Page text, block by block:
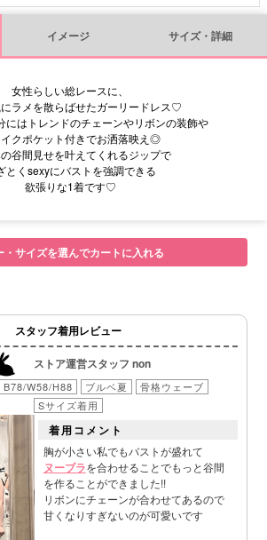
イメージ サイズ・詳細
女性らしい総レースに、
にラメを散らばせたガーリードレス♡
にはトレンドのチェーンやリボンの装飾や
クポケット付きでお洒落映え◎
谷間見せを叶えてくれるジップで
とくsexyにバストを強調できる
欲張りな1着です♡
・サイズを選んでカートに入れる
スタッフ着用レビュー
ストア運営スタッフ non
B78/W58/H88 ブルベ夏
骨格ウェーブ
Sサイズ着用
着用コメント
胸が小さい私でもバストが盛れて
ヌーブラを合わせることでもっと谷間
を作ることができました!!
リボンにチェーンが合わせてあるので
甘くなりすぎないのが可愛いです